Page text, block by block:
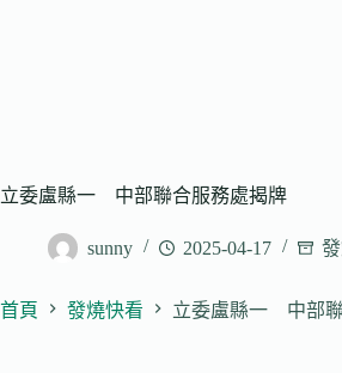
立委盧縣一 中部聯合服務處揭牌
sunny 2025-04-17
首頁 發燒快看 立委盧縣一 中部